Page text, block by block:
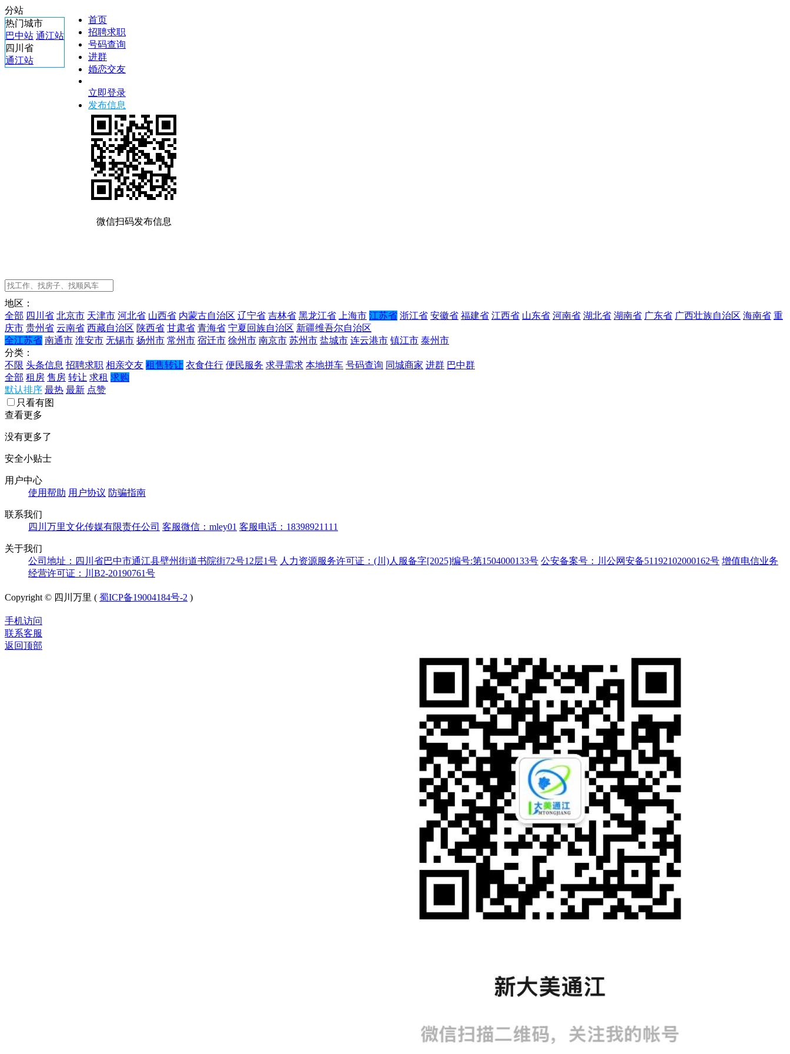
分站
热门城市
巴中站 通江站
四川省
通江站
首页
招聘求职
号码查询
进群
婚恋交友
立即登录
发布信息
微信扫码发布信息
地区：
全部 四川省 北京市 天津市 河北省 山西省 内蒙古自治区 辽宁省 吉林省 黑龙江省 上海市 江苏省 浙江省 安徽省 福建省 江西省 山东省 河南省 湖北省 湖南省 广东省 广西壮族自治区 海南省 重
庆市 贵州省 云南省 西藏自治区 陕西省 甘肃省 青海省 宁夏回族自治区 新疆维吾尔自治区
全江苏省 南通市 淮安市 无锡市 扬州市 常州市 宿迁市 徐州市 南京市 苏州市 盐城市 连云港市 镇江市 泰州市
分类：
不限 头条信息 招聘求职 相亲交友 租售转让 衣食住行 便民服务 求寻需求 本地拼车 号码查询 同城商家 进群 巴中群
全部 租房 售房 转让 求租 求购
默认排序 最热 最新 点赞
只看有图
查看更多
没有更多了
安全小贴士
用户中心
使用帮助 用户协议 防骗指南
联系我们
四川万里文化传媒有限责任公司 客服微信：mley01 客服电话：18398921111
关于我们
公司地址：四川省巴中市通江县壁州街道书院街72号12层1号 人力资源服务许可证：(川)人服备字[2025]编号:第1504000133号 公安备案号：川公网安备51192102000162号 增值电信业务
经营许可证：川B2-20190761号
Copyright © 四川万里 ( 蜀ICP备19004184号-2 )
手机访问
联系客服
返回顶部